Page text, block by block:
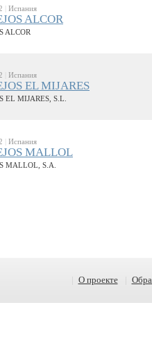
Испания
ALCOR
ALCOR
Испания
EL MIJARES
EL MIJARES, S.L.
Испания
MALLOL
MALLOL, S.A.
О проекте